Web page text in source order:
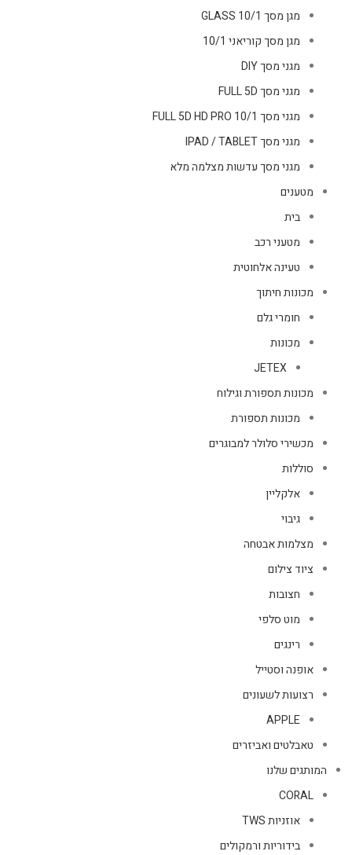
מגן מסך GLASS 10/1
מגן מסך קוריאני 10/1
מגני מסך DIY
מגני מסך FULL 5D
מגני מסך FULL 5D HD PRO 10/1
מגני מסך IPAD / TABLET
מגני מסך עדשות מצלמה מלא
מטענים
בית
מטעני רכב
טעינה אלחוטית
מכונות חיתוך
חומרי גלם
מכונות
JETEX
מכונות תספורת וגילוח
מכונות תספורת
מכשירי סלולר למבוגרים
סוללות
אלקליין
גיבוי
מצלמות אבטחה
ציוד צילום
חצובות
מוט סלפי
רינגים
אופנה וסטייל
רצועות לשעונים
APPLE
טאבלטים ואביזרים
המותגים שלנו
CORAL
אוזניות TWS
בידוריות ורמקולים